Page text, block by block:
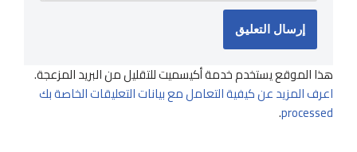
هذا الموقع يستخدم خدمة أكيسميت للتقليل من البريد المزعجة.
اعرف المزيد عن كيفية التعامل مع بيانات التعليقات الخاصة بك
processed
.